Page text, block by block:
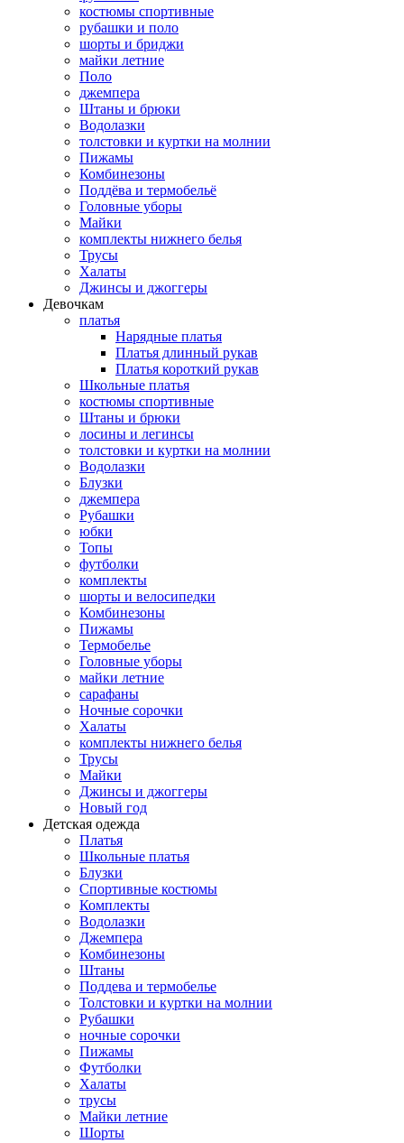
костюмы спортивные
рубашки и поло
шорты и бриджи
майки летние
Поло
джемпера
Штаны и брюки
Водолазки
толстовки и куртки на молнии
Пижамы
Комбинезоны
Поддёва и термобельё
Головные уборы
Майки
комплекты нижнего белья
Трусы
Халаты
Джинсы и джоггеры
Девочкам
платья
Нарядные платья
Платья длинный рукав
Платья короткий рукав
Школьные платья
костюмы спортивные
Штаны и брюки
лосины и легинсы
толстовки и куртки на молнии
Водолазки
Блузки
джемпера
Рубашки
юбки
Топы
футболки
комплекты
шорты и велосипедки
Комбинезоны
Пижамы
Термобелье
Головные уборы
майки летние
сарафаны
Ночные сорочки
Халаты
комплекты нижнего белья
Трусы
Майки
Джинсы и джоггеры
Новый год
Детская одежда
Платья
Школьные платья
Блузки
Спортивные костюмы
Комплекты
Водолазки
Джемпера
Комбинезоны
Штаны
Поддева и термобелье
Толстовки и куртки на молнии
Рубашки
ночные сорочки
Пижамы
Футболки
Халаты
трусы
Майки летние
Шорты